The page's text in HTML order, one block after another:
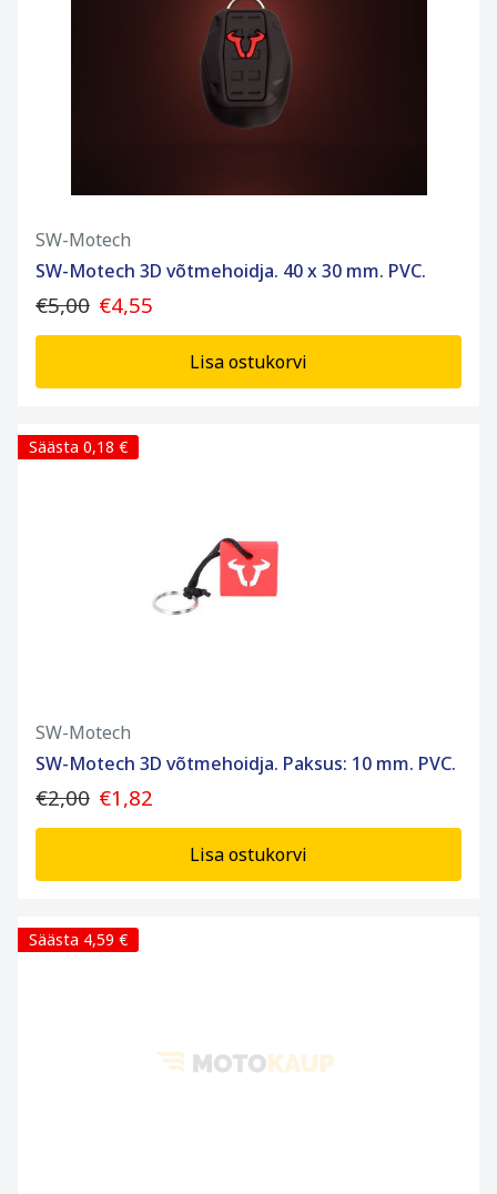
SW-Motech
SW-Motech 3D võtmehoidja. 40 x 30 mm. PVC.
€5,00 €4,55
Lisa ostukorvi
Säästa 0,18 €
SW-Motech
SW-Motech 3D võtmehoidja. Paksus: 10 mm. PVC.
€2,00 €1,82
Lisa ostukorvi
Säästa 4,59 €